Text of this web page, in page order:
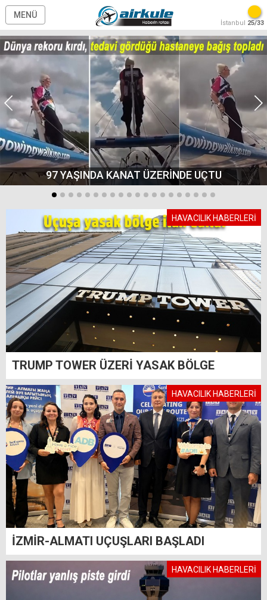
MENÜ
İstanbul 25/33
97 YAŞINDA KANAT ÜZERİNDE UÇTU
HAVACILIK HABERLERİ
TRUMP TOWER ÜZERİ YASAK BÖLGE
HAVACILIK HABERLERİ
İZMİR-ALMATI UÇUŞLARI BAŞLADI
HAVACILIK HABERLERİ